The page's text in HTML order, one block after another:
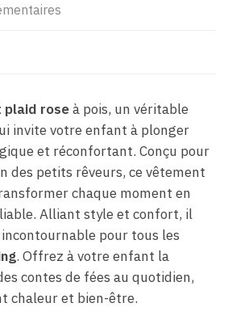
plaid roseà pois, un véritable
invite votre enfant à plonger
et réconfortant. Conçu pour
des petits rêveurs, ce vêtement
chaque moment en
Alliant style et confort, il
incontournable pour tous les
. Offrez à votre enfant la
contes de fées au quotidien,
chaleur et bien-être.